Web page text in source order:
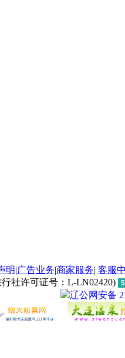
明|广告业务|商家服务| 客服
社许可证号：L-LN02420)
辽公网安备